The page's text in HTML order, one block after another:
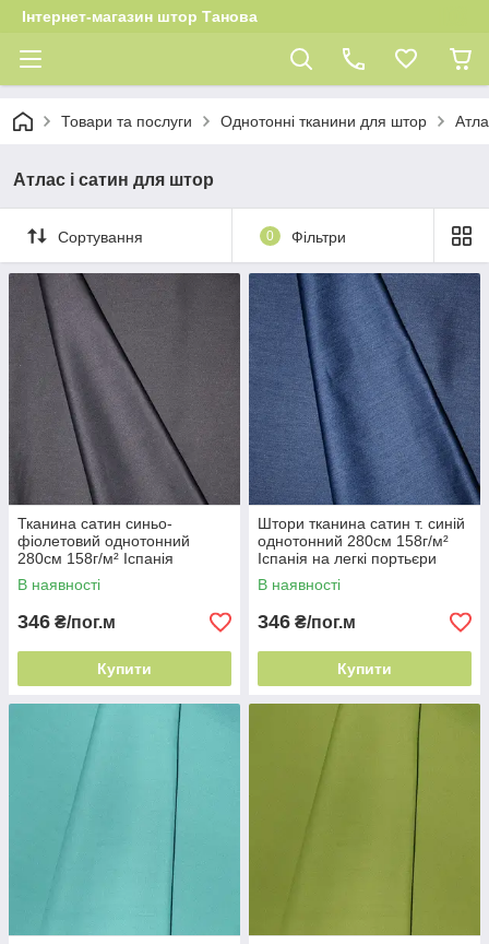
Інтернет-магазин штор Танова
Товари та послуги Однотонні тканини для штор
Атлас і сатин для штор
Сортування 0 Фільтри
Тканина сатин синьо-
фіолетовий однотонний
280см 158г/м² Іспанія
портьєрний шовк
В наявності
346 ₴/пог.м
Купити
Штори тканина сатин т. синій
однотонний 280см 158г/м²
Іспанія на легкі портьєри
В наявності
346 ₴/пог.м
Купити